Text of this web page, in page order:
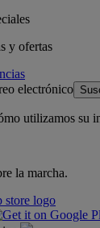
y ofertas
electrónico
utilizamos su
la marcha.